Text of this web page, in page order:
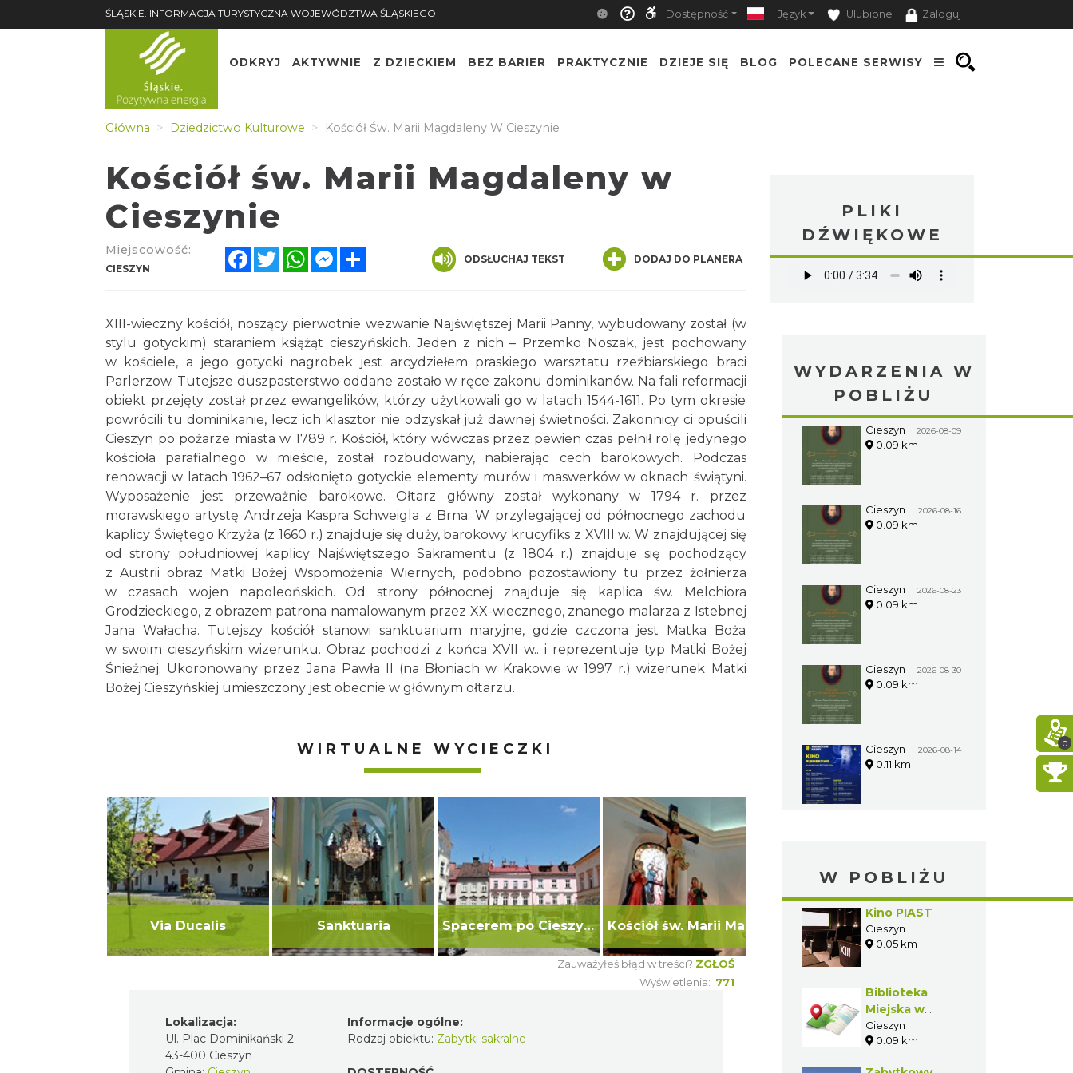
ŚLĄSKIE. INFORMACJA TURYSTYCZNA WOJEWÓDZTWA ŚLĄSKIEGO Dostępność Język Ulubione Zaloguj
ODKRYJ AKTYWNIE Z DZIECKIEM BEZ BARIER PRAKTYCZNIE DZIEJE SIĘ BLOG POLECANE SERWISY
Główna Dziedzictwo Kulturowe Kościół Św. Marii Magdaleny W Cieszynie
Kościół św. Marii Magdaleny w
Cieszynie
Miejscowość:
CIESZYN
FacebookTwitterWhatsAppMessenger ODSŁUCHAJ TEKST DODAJ DO PLANERA
XIII-wieczny kościół, noszący pierwotnie wezwanie Najświętszej Marii Panny, wybudowany został (w
stylu gotyckim) staraniem książąt cieszyńskich. Jeden z nich – Przemko Noszak, jest pochowany
w kościele, a jego gotycki nagrobek jest arcydziełem praskiego warsztatu rzeźbiarskiego braci
Parlerzow. Tutejsze duszpasterstwo oddane zostało w ręce zakonu dominikanów. Na fali reformacji
obiekt przejęty został przez ewangelików, którzy użytkowali go w latach 1544-1611. Po tym okresie
powrócili tu dominikanie, lecz ich klasztor nie odzyskał już dawnej świetności. Zakonnicy ci opuścili
Cieszyn po pożarze miasta w 1789 r. Kościół, który wówczas przez pewien czas pełnił rolę jedynego
kościoła parafialnego w mieście, został rozbudowany, nabierając cech barokowych. Podczas
renowacji w latach 1962–67 odsłonięto gotyckie elementy murów i maswerków w oknach świątyni.
Wyposażenie jest przeważnie barokowe. Ołtarz główny został wykonany w 1794 r. przez
morawskiego artystę Andrzeja Kaspra Schweigla z Brna. W przylegającej od północnego zachodu
kaplicy Świętego Krzyża (z 1660 r.) znajduje się duży, barokowy krucyfiks z XVIII w. W znajdującej się
od strony południowej kaplicy Najświętszego Sakramentu (z 1804 r.) znajduje się pochodzący
z Austrii obraz Matki Bożej Wspomożenia Wiernych, podobno pozostawiony tu przez żołnierza
w czasach wojen napoleońskich. Od strony północnej znajduje się kaplica św. Melchiora
Grodzieckiego, z obrazem patrona namalowanym przez XX-wiecznego, znanego malarza z Istebnej
Jana Wałacha. Tutejszy kościół stanowi sanktuarium maryjne, gdzie czczona jest Matka Boża
w swoim cieszyńskim wizerunku. Obraz pochodzi z końca XVII w.. i reprezentuje typ Matki Bożej
Śnieżnej. Ukoronowany przez Jana Pawła II (na Błoniach w Krakowie w 1997 r.) wizerunek Matki
Bożej Cieszyńskiej umieszczony jest obecnie w głównym ołtarzu.
WIRTUALNE WYCIECZKI
Via Ducalis Sanktuaria Spacerem po Cieszynie Kościół św. Marii Magdaleny w Cieszynie
Zauważyłeś błąd w treści? ZGŁOŚ
Wyświetlenia: 771
Lokalizacja:
Ul. Plac Dominikański 2
43-400 Cieszyn
Informacje ogólne:
Rodzaj obiektu: Zabytki sakralne
PLIKI
DŹWIĘKOWE
WYDARZENIA W
POBLIŻU
Cieszyn 2026-08-09
0.09 km
Cieszyn 2026-08-16
0.09 km
Cieszyn 2026-08-23
0.09 km
Cieszyn 2026-08-30
0.09 km
Cieszyn 2026-08-14
0.11 km
W POBLIŻU
Kino PIAST
Cieszyn
0.05 km
Biblioteka
Miejska w
Cieszynie
Cieszyn
0.09 km
0